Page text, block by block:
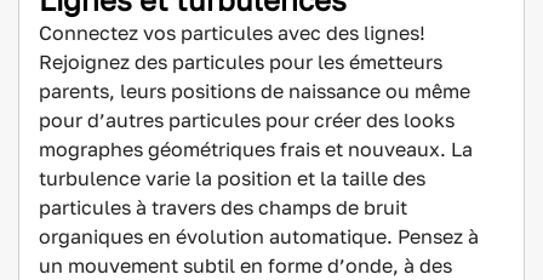
Connectez vos particules avec des lignes!
Rejoignez des particules pour les émetteurs
parents, leurs positions de naissance ou même
pour d’autres particules pour créer des looks
mographes géométriques frais et nouveaux. La
turbulence varie la position et la taille des
particules à travers des champs de bruit
organiques en évolution automatique. Pensez à
un mouvement subtil en forme d’onde, à des